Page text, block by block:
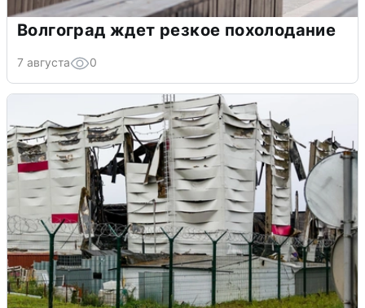
Волгоград ждет резкое похолодание
7 августа 0